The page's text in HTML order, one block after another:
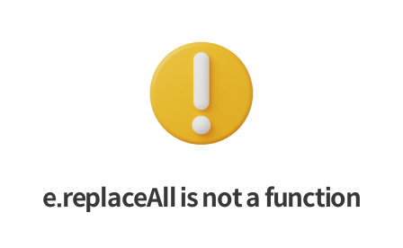
e.replaceAll is not a function